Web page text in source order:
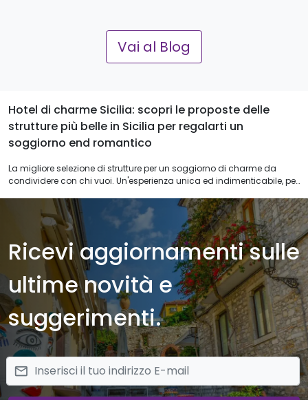
Vai al Blog
Hotel di charme Sicilia: scopri le proposte delle
strutture più belle in Sicilia per regalarti un
soggiorno end romantico
La migliore selezione di strutture per un soggiorno di charme da
condividere con chi vuoi. Un'esperienza unica ed indimenticabile, per
Ricevi aggiornamenti sulle
ultime novità e
suggerimenti.
email